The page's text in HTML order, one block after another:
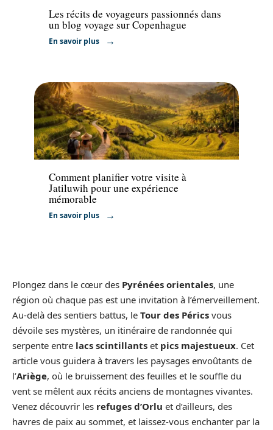
Les récits de voyageurs passionnés dans
un blog voyage sur Copenhague
En savoir plus
Voyage
Comment planifier votre visite à
Jatiluwih pour une expérience
mémorable
En savoir plus
Plongez dans le cœur des Pyrénées orientales, une
région où chaque pas est une invitation à l’émerveillement.
Au-delà des sentiers battus, le Tour des Pérics vous
dévoile ses mystères, un itinéraire de randonnée qui
serpente entre lacs scintillants et pics majestueux. Cet
article vous guidera à travers les paysages envoûtants de
l’Ariège, où le bruissement des feuilles et le souffle du
vent se mêlent aux récits anciens de montagnes vivantes.
Venez découvrir les refuges d’Orlu et d’ailleurs, des
havres de paix au sommet, et laissez-vous enchanter par la